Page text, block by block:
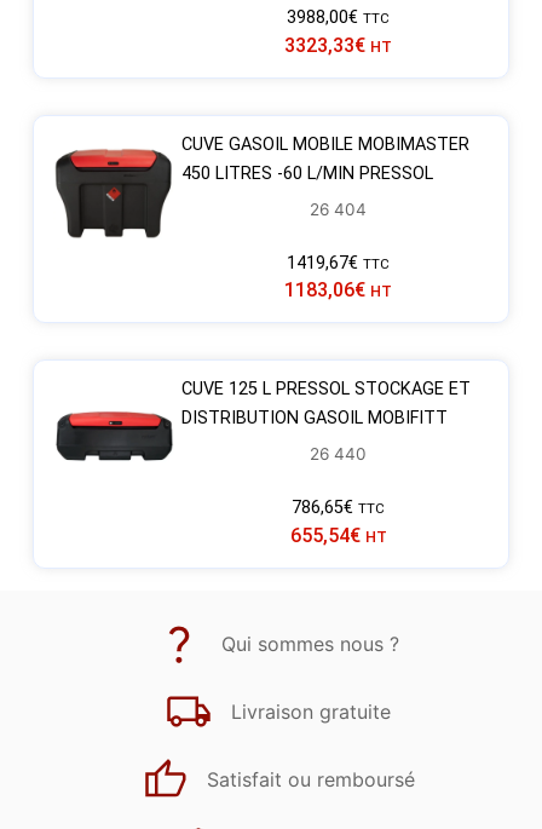
3988,00€ TTC
3323,33€ HT
CUVE GASOIL MOBILE MOBIMASTER
450 LITRES -60 L/MIN PRESSOL
26 404
1419,67€ TTC
1183,06€ HT
CUVE 125 L PRESSOL STOCKAGE ET
DISTRIBUTION GASOIL MOBIFITT
26 440
786,65€ TTC
655,54€ HT
Qui sommes nous ?
Livraison gratuite
Satisfait ou remboursé